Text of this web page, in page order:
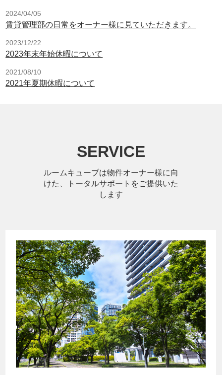
2024/04/05
賃貸管理部の日常をオーナー様に見ていただきます。
2023/12/22
2023年末年始休暇について
2021/08/10
2021年夏期休暇について
SERVICE
ルームキューブは物件オーナー様に向
けた、トータルサポートをご提供いた
します